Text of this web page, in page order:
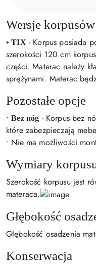
Wersje korpusów
• TIX- Korpus posiada
szerokości 120 cm
części. Materac należy
sprężynami. Materac
Pozostałe opcje
•Bez nóg - Korpus bez
które zabezpieczają
• Nie ma możliwości
Wymiary
Szerokość korpusu jest
materaca.
Głębokość
Głębokość osadzenia
Konserwacja